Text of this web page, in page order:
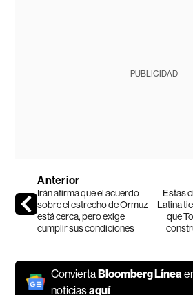
PUBLICIDAD
Anterior
Irán afirma que el acuerdo
sobre el estrecho de Ormuz
está cerca, pero exige
cumplir sus condiciones
Estas
Latina
que
ConviertaBloomberg Línea
noticiasaquí